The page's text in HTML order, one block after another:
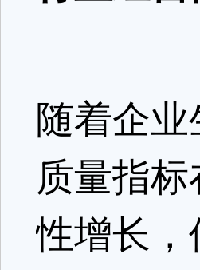
随着企
质量指
性增长